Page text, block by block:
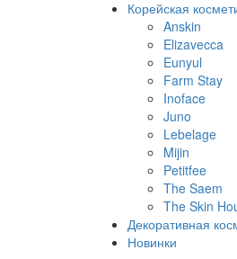
Корейская
Anskin
Elizavecca
Eunyul
Farm Stay
Inoface
Juno
Lebelage
Mijin
Petitfee
The Saem
The Skin
Декоративная
Новинки